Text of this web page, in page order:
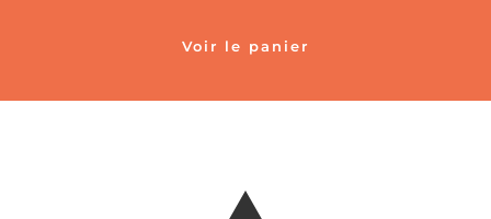
Voir le panier